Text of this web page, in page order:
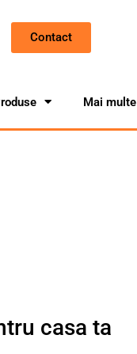
Contact
Mai multe
casa ta